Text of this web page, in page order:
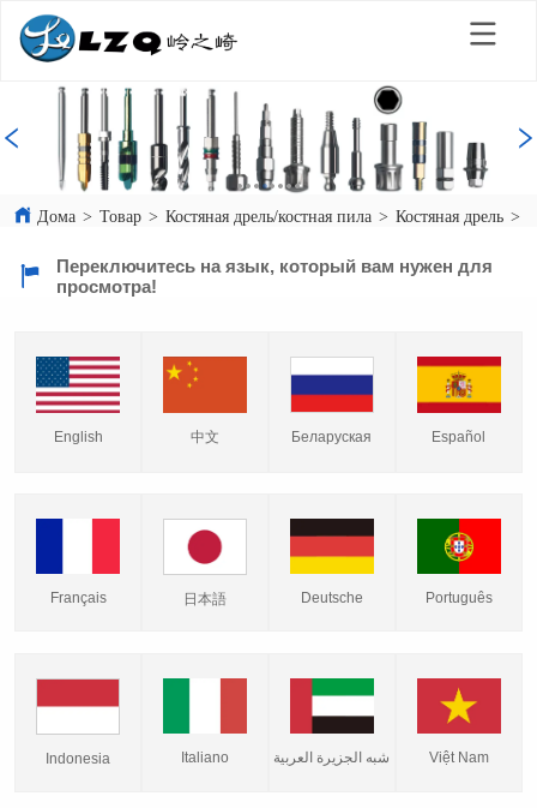
Дома > Товар > Костяная дрель/костная пила > Костяная дрель >
Переключитесь на язык, который вам нужен для
просмотра!
English 中文 Беларуская Español
Français 日本語 Deutsche Português
Indonesia Italiano شبه الجزيرة العربية Việt Nam